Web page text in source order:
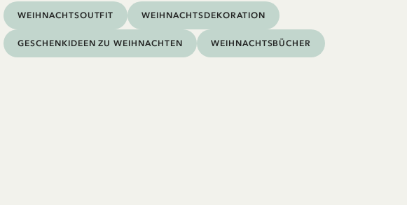
WEIHNACHTSOUTFIT WEIHNACHTSDEKORATION
GESCHENKIDEEN ZU WEIHNACHTEN WEIHNACHTSBÜCHER